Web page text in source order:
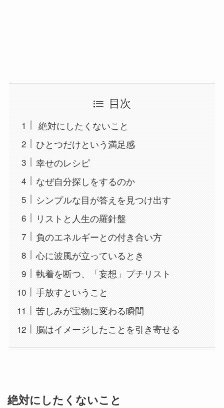
目次
絶対にしたくないこと
ひとつだけという満足感
幸せのレシピ
なぜ自分探しをするのか
シンプルな目が答えを見つけ出す
リストと人生の羅針盤
負のエネルギーとの付き合い方
心に波風が立っているとき
執着を断つ、「妄想」プチリスト
手放すということ
苦しみが宝物に変わる瞬間
脳はイメージしたことを引き寄せる
絶対にしたくないこと